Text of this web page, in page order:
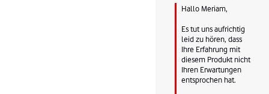
Hallo Meriam,
Es tut uns aufrichtig
leid zu hören, dass
Ihre Erfahrung mit
diesem Produkt nicht
Ihren Erwartungen
entsprochen hat.